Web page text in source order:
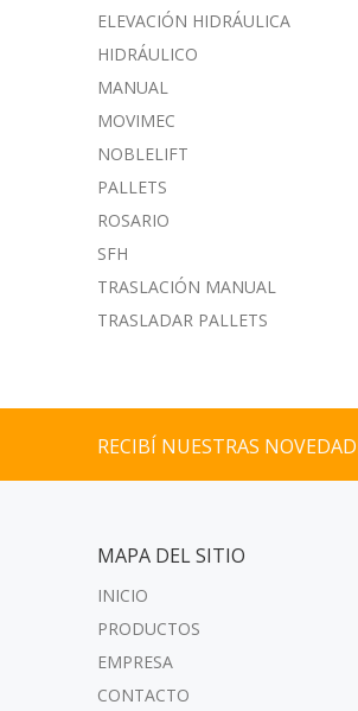
ELEVACIÓN HIDRÁULICA
HIDRÁULICO
MANUAL
MOVIMEC
NOBLELIFT
PALLETS
ROSARIO
SFH
TRASLACIÓN MANUAL
TRASLADAR PALLETS
RECIBÍ NUESTRAS
MAPA DEL SITIO
INICIO
PRODUCTOS
EMPRESA
CONTACTO